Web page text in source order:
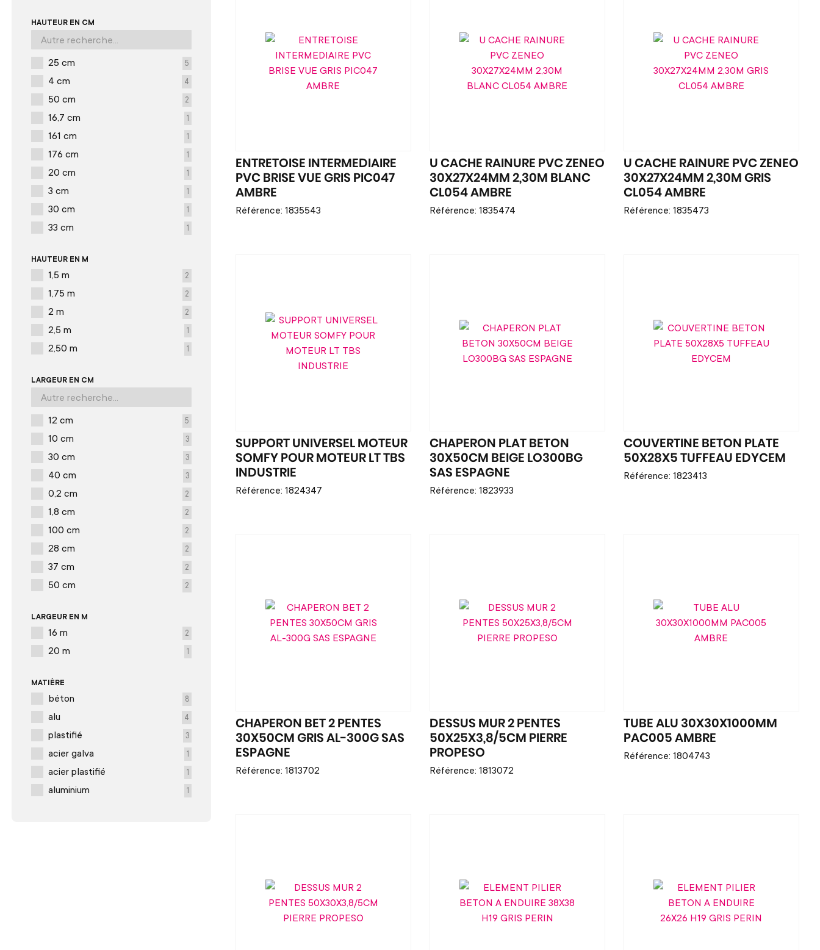
HAUTEUR EN CM
25 cm 5
4 cm 4
50 cm 2
16,7 cm 1
161 cm 1
176 cm 1
20 cm 1
3 cm 1
30 cm 1
33 cm 1
HAUTEUR EN M
1,5 m 2
1,75 m 2
2 m 2
2,5 m 1
2,50 m 1
LARGEUR EN CM
12 cm 5
10 cm 3
30 cm 3
40 cm 3
0,2 cm 2
1,8 cm 2
100 cm 2
28 cm 2
37 cm 2
50 cm 2
LARGEUR EN M
16 m 2
20 m 1
MATIÈRE
béton 8
alu 4
plastifié 3
acier galva 1
acier plastifié 1
aluminium 1
ENTRETOISE INTERMEDIAIRE
PVC BRISE VUE GRIS PIC047
AMBRE
Référence: 1835543
U CACHE RAINURE PVC ZENEO
30X27X24MM 2,30M BLANC
CL054 AMBRE
Référence: 1835474
U CACHE RAINURE PVC ZENEO
30X27X24MM 2,30M GRIS
CL054 AMBRE
Référence: 1835473
SUPPORT UNIVERSEL MOTEUR
SOMFY POUR MOTEUR LT TBS
INDUSTRIE
Référence: 1824347
CHAPERON PLAT BETON
30X50CM BEIGE LO300BG
SAS ESPAGNE
Référence: 1823933
COUVERTINE BETON PLATE
50X28X5 TUFFEAU EDYCEM
Référence: 1823413
CHAPERON BET 2 PENTES
30X50CM GRIS AL-300G SAS
ESPAGNE
Référence: 1813702
DESSUS MUR 2 PENTES
50X25X3,8/5CM PIERRE
PROPESO
Référence: 1813072
TUBE ALU 30X30X1000MM
PAC005 AMBRE
Référence: 1804743